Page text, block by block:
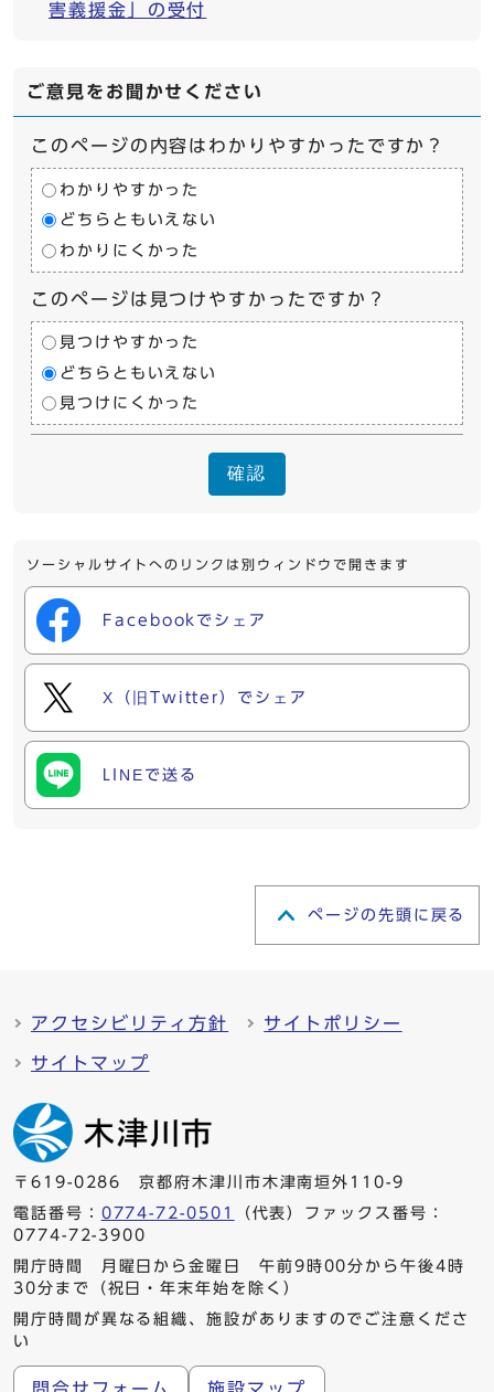
害義援金」の受付
ご意見をお聞かせください
このページの内容はわかりやすかったですか？
わかりやすかった
どちらともいえない
わかりにくかった
このページは見つけやすかったですか？
見つけやすかった
どちらともいえない
見つけにくかった
確認
ソーシャルサイトへのリンクは別ウィンドウで開きます
Facebookでシェア
X（旧Twitter）でシェア
LINEで送る
ページの先頭に戻る
アクセシビリティ方針 サイトポリシー
サイトマップ
〒619-0286 京都府木津川市木津南垣外110-9
電話番号： 0774-72-0501
（代表）ファックス番号：
0774-72-3900
開庁時間 月曜日から金曜日 午前9時00分から午後4時
30分まで（祝日・年末年始を除く）
開庁時間が異なる組織、施設がありますのでご注意くださ
い